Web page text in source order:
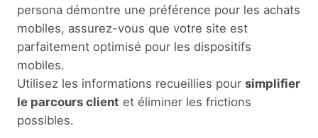
persona démontre une préférence pour les achats
mobiles, assurez-vous que votre site est
parfaitement optimisé pour les dispositifs
mobiles.
Utilisez les informations recueillies pour simplifier
le parcours client et éliminer les frictions
possibles.